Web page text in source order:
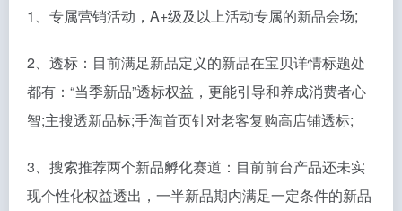
1、专属营销活动，A+级及以上活动专属的新品会场;
2、透标：目前满足新品定义的新品在宝贝详情标题处
都有：“当季新品”透标权益，更能引导和养成消费者心
智;主搜透新品标;手淘首页针对老客复购高店铺透标;
3、搜索推荐两个新品孵化赛道：目前前台产品还未实
现个性化权益透出，一半新品期内满足一定条件的新品